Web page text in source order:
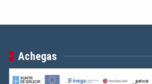
Achegas